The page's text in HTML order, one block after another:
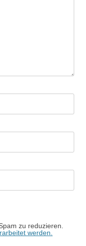
zu reduzieren.
werden.